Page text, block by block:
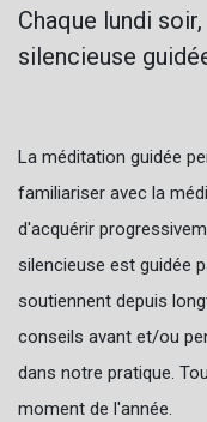
Chaque lundi
silencieuse
La méditation guidée
familiariser avec la
d'acquérir
silencieuse est guidée
soutiennent depuis
conseils avant et/ou
dans notre pratique.
moment de l'année.